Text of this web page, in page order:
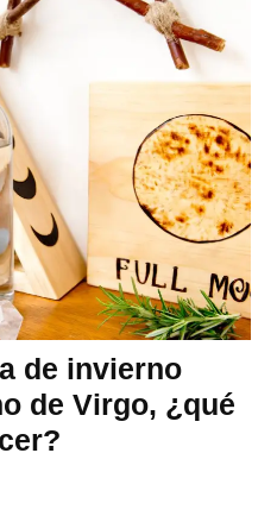
de invierno
de Virgo, ¿qué